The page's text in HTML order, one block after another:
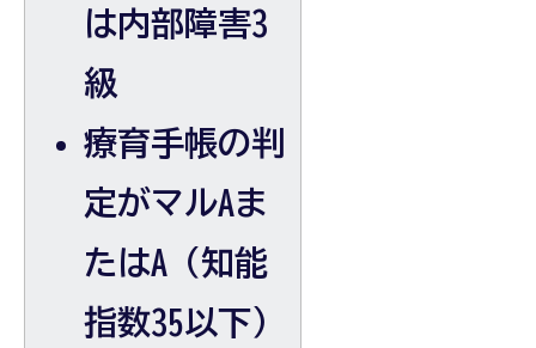
は内部障害3
級
療育手帳の判
定がマルAま
たはA（知能
指数35以下）